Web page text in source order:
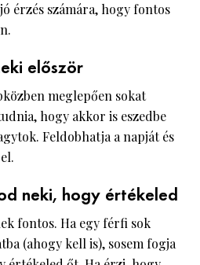
érzés számára, hogy fontos
először
meglepően sokat
hogy akkor is eszedbe
Feldobhatja a napját és
neki, hogy értékeled
fontos. Ha egy férfi sok
(ahogy kell is), sosem fogja